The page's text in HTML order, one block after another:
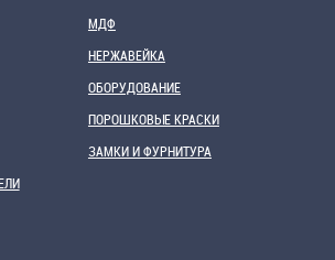
МДФ
НЕРЖАВЕЙКА
ОБОРУДОВАНИЕ
ПОРОШКОВЫЕ КРАСКИ
ЗАМКИ И ФУРНИТУРА